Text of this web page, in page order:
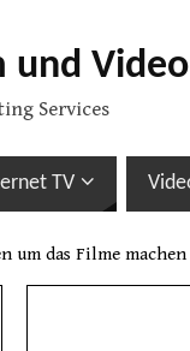
und Video
Services
TV
um das Filme machen